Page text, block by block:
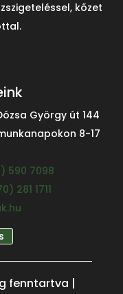
kőzet
György út 144
8-17
590 7098
281 1711
fenntartva |